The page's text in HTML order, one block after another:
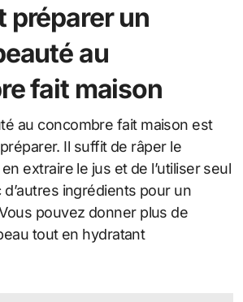
préparer un
au
fait maison
au concombre fait maison est
Il suffit de râper le
extraire le jus et de l’utiliser seul
ingrédients pour un
pouvez donner plus de
tout en hydratant